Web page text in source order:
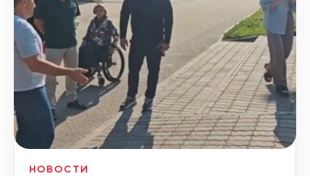
НОВОСТИ